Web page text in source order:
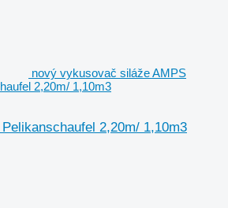
nový vykusovač siláže AMPS
2,20m/ 1,10m3
2,20m/ 1,10m3